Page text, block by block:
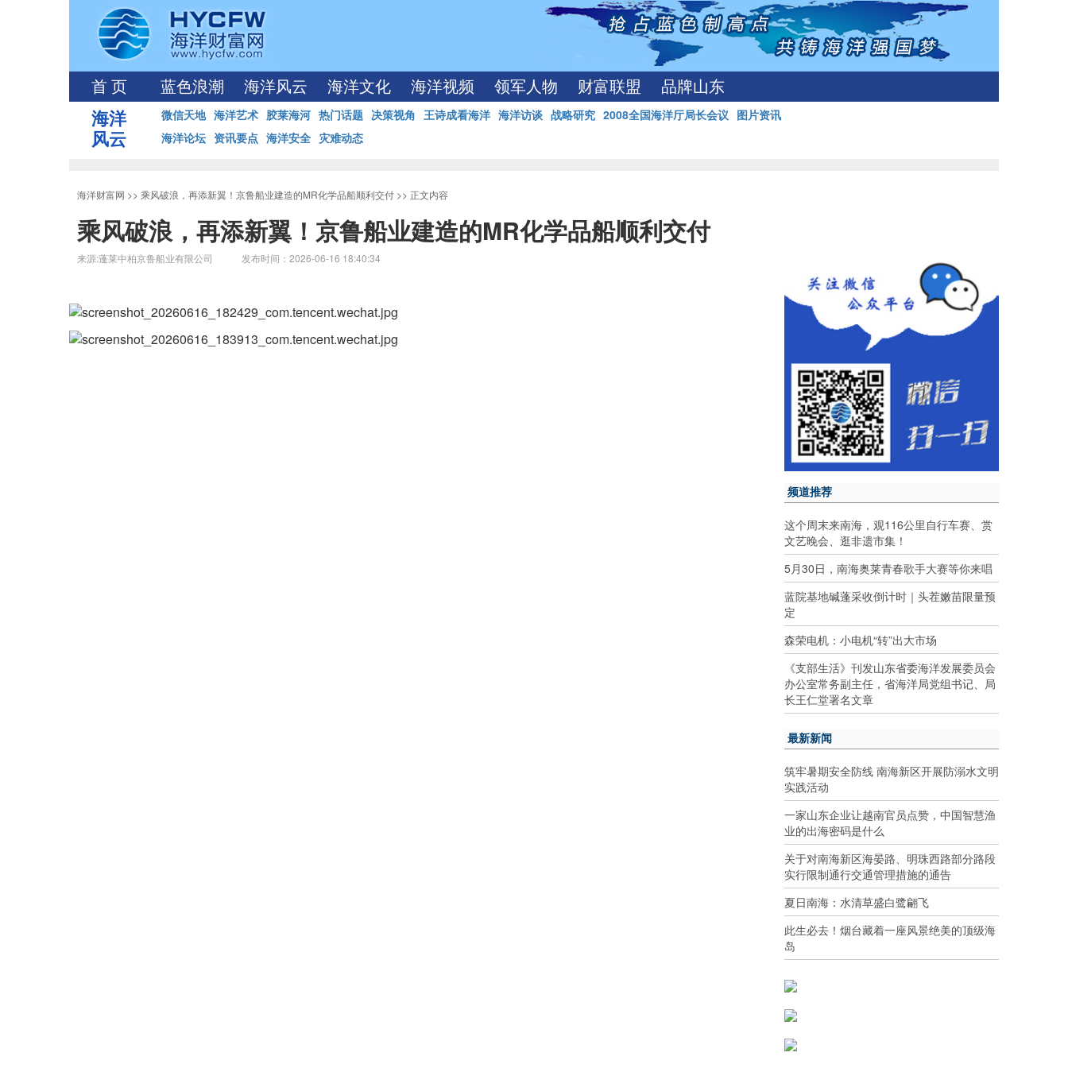
首 页 蓝色浪潮 海洋风云 海洋文化 海洋视频 领军人物 财富联盟 品牌山东
海洋
风云
微信天地 海洋艺术 胶莱海河 热门话题 决策视角 王诗成看海洋 海洋访谈 战略研究 2008全国海洋厅局长会议 图片资讯
海洋论坛 资讯要点 海洋安全 灾难动态
海洋财富网 >> 乘风破浪，再添新翼！京鲁船业建造的MR化学品船顺利交付 >> 正文内容
乘风破浪，再添新翼！京鲁船业建造的MR化学品船顺利交付
来源:蓬莱中柏京鲁船业有限公司 发布时间：2026-06-16 18:40:34
频道推荐
这个周末来南海，观116公里自行车赛、赏
文艺晚会、逛非遗市集！
5月30日，南海奥莱青春歌手大赛等你来唱
蓝院基地碱蓬采收倒计时｜头茬嫩苗限量预
定
森荣电机：小电机“转”出大市场
《支部生活》刊发山东省委海洋发展委员会
办公室常务副主任，省海洋局党组书记、局
长王仁堂署名文章
最新新闻
筑牢暑期安全防线 南海新区开展防溺水文明
实践活动
一家山东企业让越南官员点赞，中国智慧渔
业的出海密码是什么
关于对南海新区海晏路、明珠西路部分路段
实行限制通行交通管理措施的通告
夏日南海：水清草盛白鹭翩飞
此生必去！烟台藏着一座风景绝美的顶级海
岛